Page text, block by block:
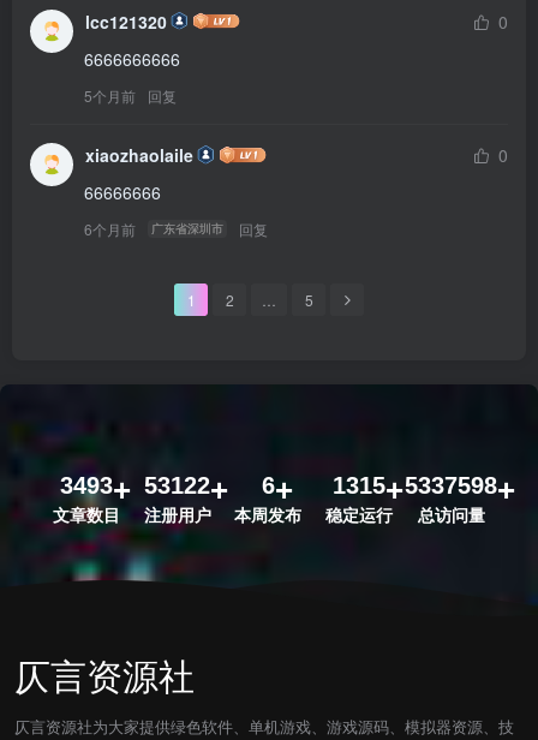
lcc121320
0
6666666666
5个月前 回复
xiaozhaolaile
0
66666666
6个月前 广东省深圳市 回复
1 2 5
3493
文章数目
53122
注册用户
6
本周发布
1315
稳定运行
5337598
总访问量
仄言资源社
仄言资源社为大家提供绿色软件、单机游戏、游戏源码、模拟器资源、技